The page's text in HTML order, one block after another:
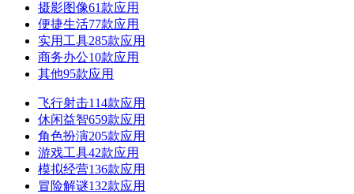
摄影图像61款应用
便捷生活77款应用
实用工具285款应用
商务办公10款应用
其他95款应用
飞行射击114款应用
休闲益智659款应用
角色扮演205款应用
游戏工具42款应用
模拟经营136款应用
冒险解谜132款应用